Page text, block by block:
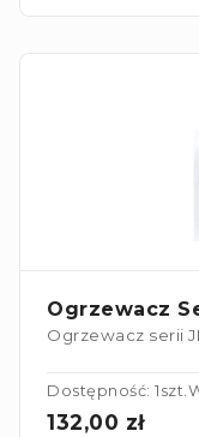
Ogrzewacz
Ogrzewacz serii
Dostępność: 1szt.
132,00 zł